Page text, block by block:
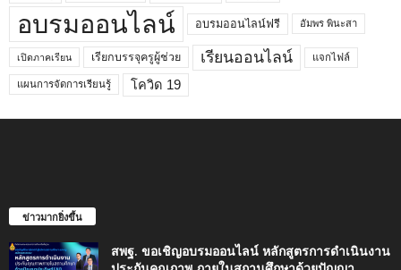
อบรมออนไลน์ อบรมออนไลน์ฟรี อัมพร พินะสา
เปิดภาคเรียน เรียกบรรจุครูผู้ช่วย เรียนออนไลน์ แจกไฟล์
แผนการจัดการเรียนรู้ โควิด 19
ข่าวมากยิ่งขึ้น
สพฐ. ขอเชิญอบรมออนไลน์ หลักสูตรการดำเนินงาน